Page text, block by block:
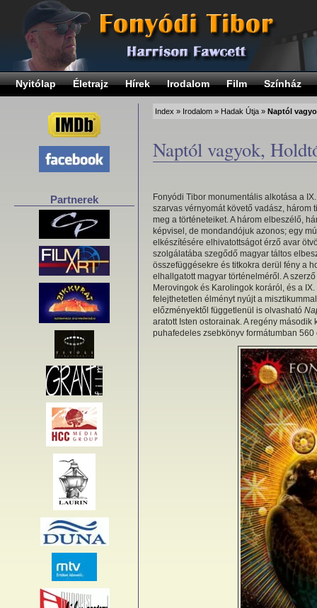
Nyitólap Életrajz Hírek Irodalom Film Színház
Partnerek
Index » Irodalom » Hadak Útja » Naptól
Naptól vagyok,
Fonyódi Tibor monumentális alkotása a
szarvas vérnyomát követő vadász,
meg a történeteiket. A három elbeszélő,
képvisel, de mondandójuk azonos; egy
elkészítésére elhivatottságot érző avar
szolgálatába szegődő magyar táltos
összefüggésekre és titkokra derül fény a
elhallgatott magyar történelméről. A
Merovingok és Karolingok koráról, és a
felejthetetlen élményt nyújt a
előzményektől függetlenül is olvasható
aratott Isten ostorainak. A regény
puhafedeles zsebkönyv formátumban